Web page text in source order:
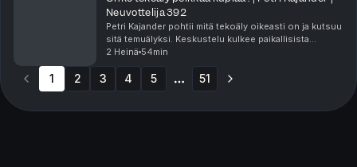
Neuvottelija 392
Petri Kajander pohtii mitä tekoäly oikeasti on ja kutsuu
sitä temuälyksi. Keskustelu kulkee paikallisista
kielimalleista ja agenttisesta koodauksesta tilien
yllättäviin porttikieltoihin ja tietoturvan...
2 Heinä 54min
1 2 3 4 5 51